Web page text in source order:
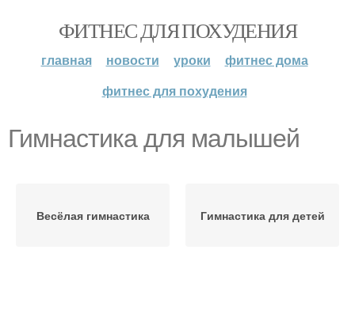
ФИТНЕС ДЛЯ ПОХУДЕНИЯ
главная новости уроки
фитнес дома
фитнес для похудения
Гимнастика для малышей
Весёлая гимнастика Гимнастика для детей